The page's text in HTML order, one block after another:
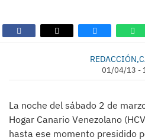
01/04/13 -
La noche del sábado 2 de
Hogar Canario Venezolano
hasta ese momento presidido